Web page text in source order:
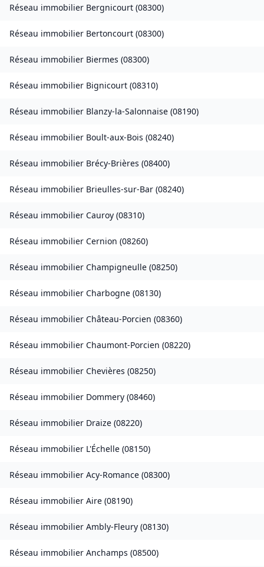
Réseau immobilier Bergnicourt (08300)
Réseau immobilier Bertoncourt (08300)
Réseau immobilier Biermes (08300)
Réseau immobilier Bignicourt (08310)
Réseau immobilier Blanzy-la-Salonnaise (08190)
Réseau immobilier Boult-aux-Bois (08240)
Réseau immobilier Brécy-Brières (08400)
Réseau immobilier Brieulles-sur-Bar (08240)
Réseau immobilier Cauroy (08310)
Réseau immobilier Cernion (08260)
Réseau immobilier Champigneulle (08250)
Réseau immobilier Charbogne (08130)
Réseau immobilier Château-Porcien (08360)
Réseau immobilier Chaumont-Porcien (08220)
Réseau immobilier Chevières (08250)
Réseau immobilier Dommery (08460)
Réseau immobilier Draize (08220)
Réseau immobilier L'Échelle (08150)
Réseau immobilier Acy-Romance (08300)
Réseau immobilier Aire (08190)
Réseau immobilier Ambly-Fleury (08130)
Réseau immobilier Anchamps (08500)